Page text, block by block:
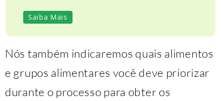
Saiba Mais
Nós também indicaremos quais alimentos
e grupos alimentares você deve priorizar
durante o processo para obter os